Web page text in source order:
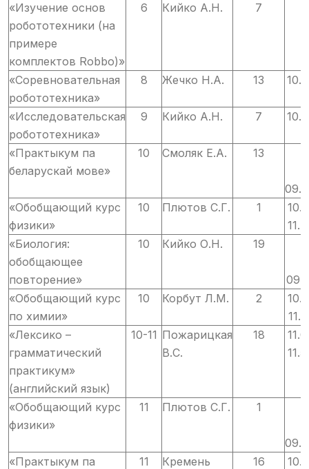
«Изучение основ
робототехники (на
примере
комплектов Robbo)»
6 Кийко А.Н. 7
«Соревновательная
робототехника»
8 Жечко Н.А. 13
«Исследовательская
робототехника»
9 Кийко А.Н. 7
«Практыкум па
беларускай мове»
10 Смоляк Е.А. 13
«Обобщающий курс
физики»
10 Плютов С.Г. 1
«Биология:
обобщающее
повторение»
10 Кийко О.Н. 19
«Обобщающий курс
по химии»
10 Корбут Л.М. 2
«Лексико –
грамматический
практикум»
(английский язык)
10-11 Пожарицкая
В.С.
18
«Обобщающий курс
физики»
11 Плютов С.Г. 1
«Практыкум па
11
Кремень
16